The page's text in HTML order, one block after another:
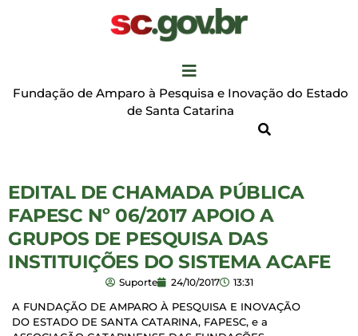
Fundação de Amparo à Pesquisa e Inovação do Estado
de Santa Catarina
EDITAL DE CHAMADA PÚBLICA
FAPESC Nº 06/2017 APOIO A
GRUPOS DE PESQUISA DAS
INSTITUIÇÕES DO SISTEMA ACAFE
Suporte 24/10/2017 13:31
A FUNDAÇÃO DE AMPARO À PESQUISA E INOVAÇÃO
DO ESTADO DE SANTA CATARINA, FAPESC, e a